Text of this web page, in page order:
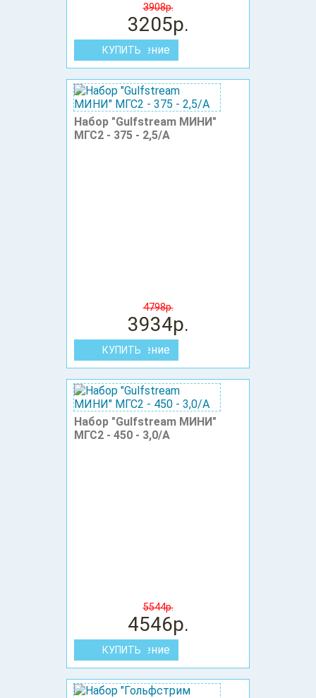
3908р.
3205р.
В сравнение
Набор "Gulfstream МИНИ"
МГС2 - 375 - 2,5/А
4798р.
3934р.
В сравнение
Набор "Gulfstream МИНИ"
МГС2 - 450 - 3,0/А
5544р.
4546р.
В сравнение